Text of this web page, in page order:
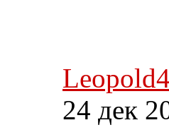
24 дек